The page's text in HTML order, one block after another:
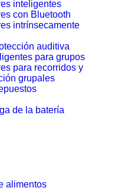
inteligentes
con Bluetooth
intrínsecamente
auditiva
para grupos
para recorridos y
grupales
de la batería
alimentos